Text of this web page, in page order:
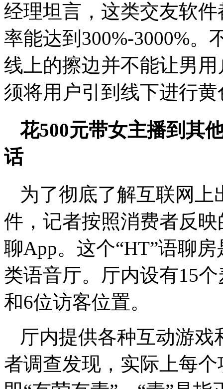
经理坦言，这类交友软
率能达到300%-3000%。
线上的擦边并不能让男
须将用户引到线下进行
花500元带女主播到其
话
为了彻底了解互联网
件，记者按照消费者反
聊App。这个“HT”语聊
类语音厅。厅内设有15
和6位访客位置。
厅内提供各种互动游
者调查发现，实际上每